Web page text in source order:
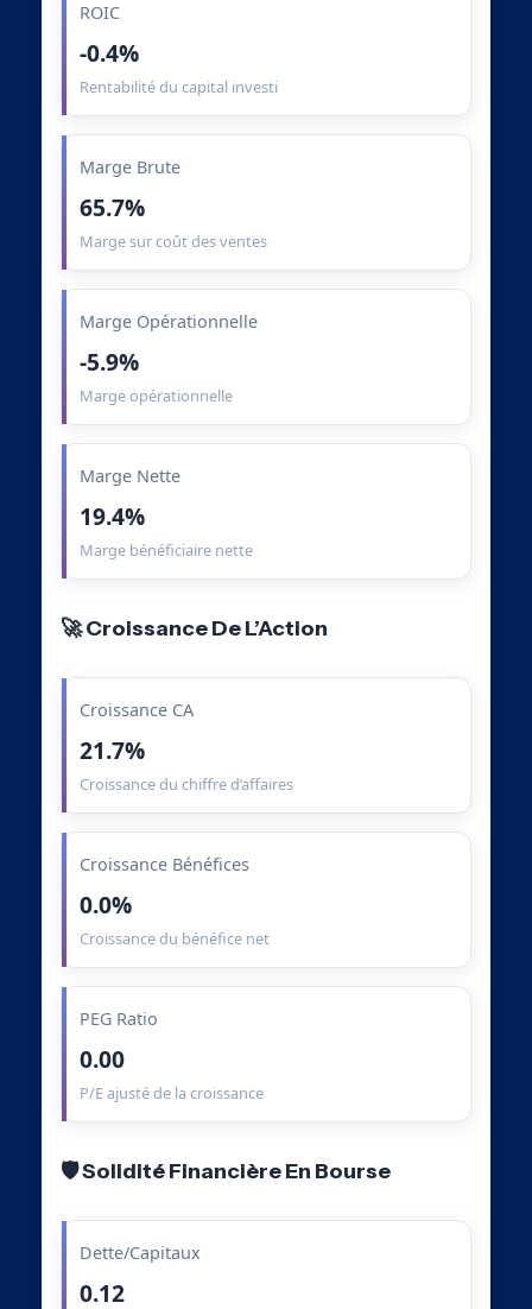
ROIC
-0.4%
Rentabilité du capital investi
Marge Brute
65.7%
Marge sur coût des ventes
Marge Opérationnelle
-5.9%
Marge opérationnelle
Marge Nette
19.4%
Marge bénéficiaire nette
🚀 Croissance De L’Action
Croissance CA
21.7%
Croissance du chiffre d’affaires
Croissance Bénéfices
0.0%
Croissance du bénéfice net
PEG Ratio
0.00
P/E ajusté de la croissance
🛡️ Solidité Financière En Bourse
Dette/Capitaux
0.12